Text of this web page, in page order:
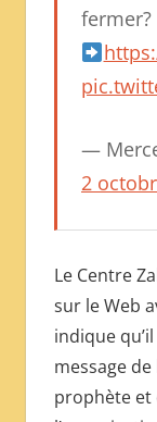
fermer?
—
2
Le Centre
sur le Web
indique
message
prophète et